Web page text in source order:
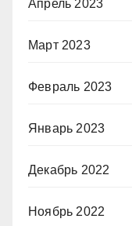
Апрель 2023
Март 2023
Февраль 2023
Январь 2023
Декабрь 2022
Ноябрь 2022